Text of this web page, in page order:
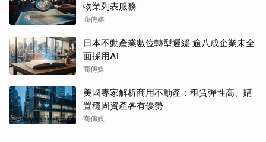
物業列表服務
商傳媒
日本不動產業數位轉型遲緩 逾八成企業未全
面採用AI
商傳媒
美國專家解析商用不動產：租賃彈性高、購
置穩固資產各有優勢
商傳媒